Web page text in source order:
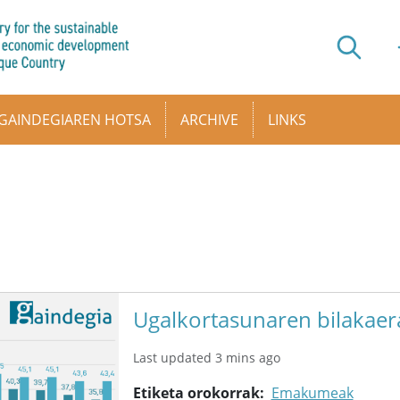
HOTSA ARCHIVE LINKS
Ugalkortasunaren
Last updated 3 mins ago
Etiketa orokorrak
Emakumeak